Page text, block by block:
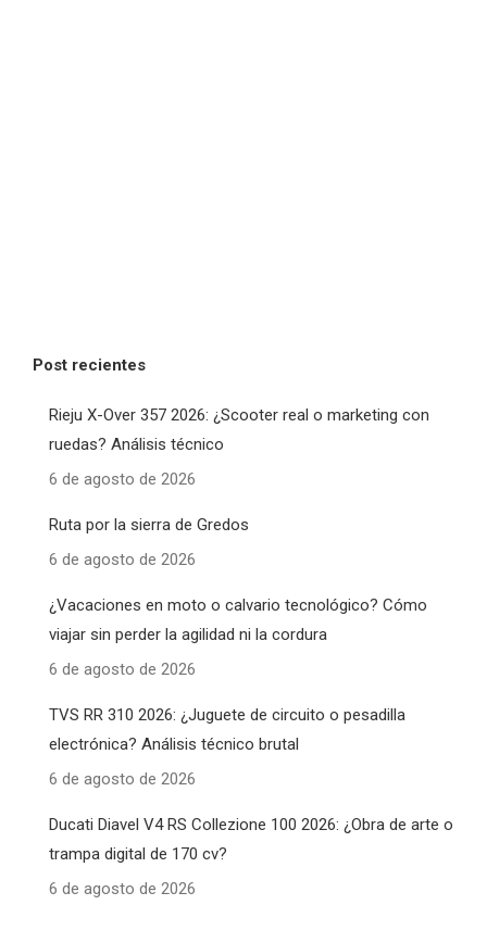
Post recientes
Rieju X-Over 357 2026: ¿Scooter real o marketing con
ruedas? Análisis técnico
6 de agosto de 2026
Ruta por la sierra de Gredos
6 de agosto de 2026
¿Vacaciones en moto o calvario tecnológico? Cómo
viajar sin perder la agilidad ni la cordura
6 de agosto de 2026
TVS RR 310 2026: ¿Juguete de circuito o pesadilla
electrónica? Análisis técnico brutal
6 de agosto de 2026
Ducati Diavel V4 RS Collezione 100 2026: ¿Obra de arte o
trampa digital de 170 cv?
6 de agosto de 2026